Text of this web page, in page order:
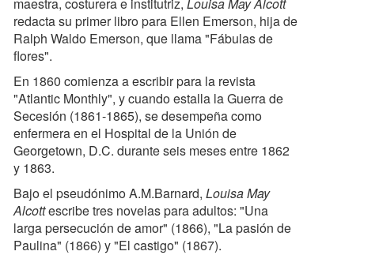
redacta su primer libro para Ellen Emerson, hija de
Ralph Waldo Emerson, que llama "Fábulas de
flores".
En 1860 comienza a escribir para la revista
"Atlantic Monthly", y cuando estalla la Guerra de
Secesión (1861-1865), se desempeña como
enfermera en el Hospital de la Unión de
Georgetown, D.C. durante seis meses entre 1862
y 1863.
Bajo el pseudónimo A.M.Barnard, Louisa May
Alcottescribe tres novelas para adultos: "Una
larga persecución de amor" (1866), "La pasión de
Paulina" (1866) y "El castigo" (1867).